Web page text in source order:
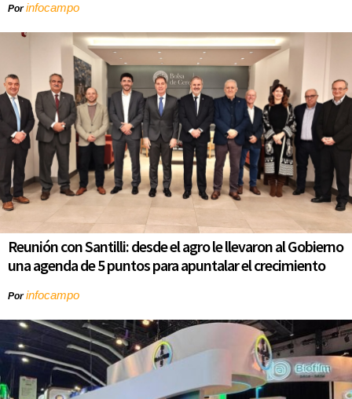
Porinfocampo
Reunión con Santilli: desde el agro le llevaron al Gobierno
una agenda de 5 puntos para apuntalar el crecimiento
Porinfocampo